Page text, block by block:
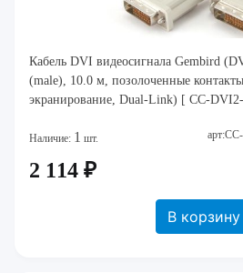
Кабель DVI видеосигнала Gembird
(male), 10.0 м, позолоченные
экранирование, Dual-Link) [ CC-DVI2-
Наличие: 1 шт.
2 114 ₽
В корзину